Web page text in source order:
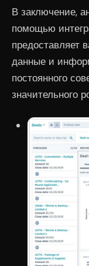
В заключение,
помощью
предоставляет
данные и
постоянного
значительного